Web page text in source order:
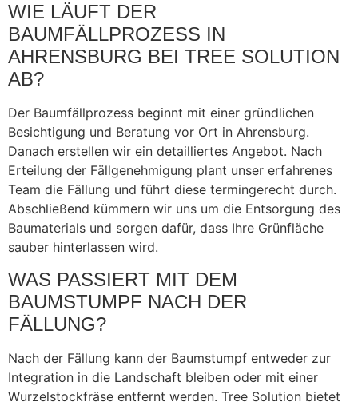
WIE LÄUFT DER
BAUMFÄLLPROZESS IN
AHRENSBURG BEI TREE SOLUTION
AB?
Der Baumfällprozess beginnt mit einer gründlichen
Besichtigung und Beratung vor Ort in Ahrensburg.
Danach erstellen wir ein detailliertes Angebot. Nach
Erteilung der Fällgenehmigung plant unser erfahrenes
Team die Fällung und führt diese termingerecht durch.
Abschließend kümmern wir uns um die Entsorgung des
Baumaterials und sorgen dafür, dass Ihre Grünfläche
sauber hinterlassen wird.
WAS PASSIERT MIT DEM
BAUMSTUMPF NACH DER
FÄLLUNG?
Nach der Fällung kann der Baumstumpf entweder zur
Integration in die Landschaft bleiben oder mit einer
Wurzelstockfräse entfernt werden. Tree Solution bietet